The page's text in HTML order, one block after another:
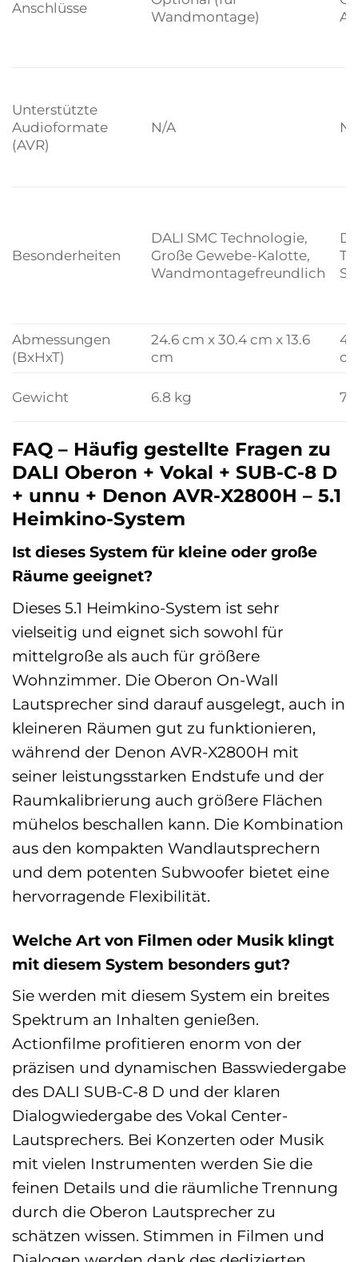
Anschlüsse
Wandmontage)
Unterstützte
Audioformate
(AVR)
N/A N/
Besonderheiten
DALI SMC Technologie,
Große Gewebe-Kalotte,
Wandmontagefreundlich
Abmessungen
(BxHxT)
24.6 cm x 30.4 cm x 13.6
cm
Gewicht 6.8 kg
FAQ – Häufig gestellte Fragen zu
DALI Oberon + Vokal + SUB-C-8 D
+ unnu + Denon AVR-X2800H – 5.1
Heimkino-System
Ist dieses System für kleine oder große
Räume geeignet?
Dieses 5.1 Heimkino-System ist sehr
vielseitig und eignet sich sowohl für
mittelgroße als auch für größere
Wohnzimmer. Die Oberon On-Wall
Lautsprecher sind darauf ausgelegt, auch in
kleineren Räumen gut zu funktionieren,
während der Denon AVR-X2800H mit
seiner leistungsstarken Endstufe und der
Raumkalibrierung auch größere Flächen
mühelos beschallen kann. Die Kombination
aus den kompakten Wandlautsprechern
und dem potenten Subwoofer bietet eine
hervorragende Flexibilität.
Welche Art von Filmen oder Musik klingt
mit diesem System besonders gut?
Sie werden mit diesem System ein breites
Spektrum an Inhalten genießen.
Actionfilme profitieren enorm von der
präzisen und dynamischen Basswiedergabe
des DALI SUB-C-8 D und der klaren
Dialogwiedergabe des Vokal Center-
Lautsprechers. Bei Konzerten oder Musik
mit vielen Instrumenten werden Sie die
feinen Details und die räumliche Trennung
durch die Oberon Lautsprecher zu
schätzen wissen. Stimmen in Filmen und